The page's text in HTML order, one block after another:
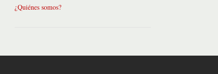
¿Quiénes somos?